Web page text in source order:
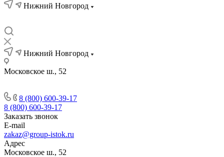
Нижний Новгород
Нижний Новгород
Московское ш., 52
8 (800) 600-39-17
8 (800) 600-39-17
Заказать звонок
E-mail
zakaz@group-istok.ru
Адрес
Московское ш., 52